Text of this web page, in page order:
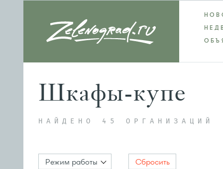
Шкафы-купе
НАЙДЕНО 45 ОРГАНИЗАЦИЙ
Режим работы Сбросить